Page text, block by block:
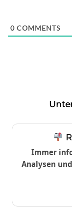
0 COMMENTS
Immer
Analysen